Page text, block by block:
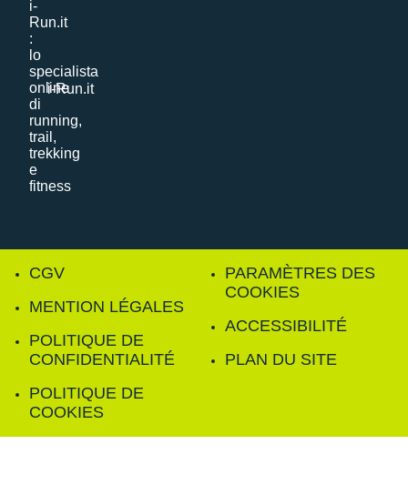
i-Run.it
CGV
MENTION LÉGALES
POLITIQUE DE
CONFIDENTIALITÉ
POLITIQUE DE
COOKIES
PARAMÈTRES DES
COOKIES
ACCESSIBILITÉ
PLAN DU SITE